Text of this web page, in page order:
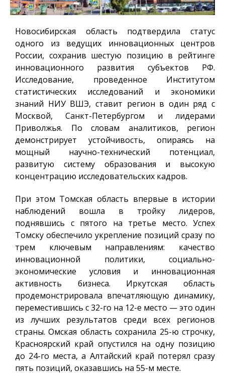
Новосибирская область подтвердила статус
одного из ведущих инновационных центров
России, сохранив шестую позицию в рейтинге
инновационного развития субъектов РФ.
Исследование, проведенное Институтом
статистических исследований и экономики
знаний НИУ ВШЭ, ставит регион в один ряд с
Москвой, Санкт-Петербургом и лидерами
Приволжья. По словам аналитиков, регион
демонстрирует устойчивость, опираясь на
мощный научно-технический потенциал,
развитую систему образования и высокую
концентрацию исследовательских кадров.
При этом Томская область впервые в истории
наблюдений вошла в тройку лидеров,
поднявшись с пятого на третье место. Успех
Томску обеспечило укрепление позиций сразу по
трем ключевым направлениям: качество
инновационной политики, социально-
экономические условия и инновационная
активность бизнеса. Иркутская область
продемонстрировала впечатляющую динамику,
переместившись с 32-го на 12-е место — это один
из лучших результатов среди всех регионов
страны. Омская область сохранила 25-ю строчку,
Красноярский край опустился на одну позицию
до 24-го места, а Алтайский край потерял сразу
пять позиций, оказавшись на 55-м месте.